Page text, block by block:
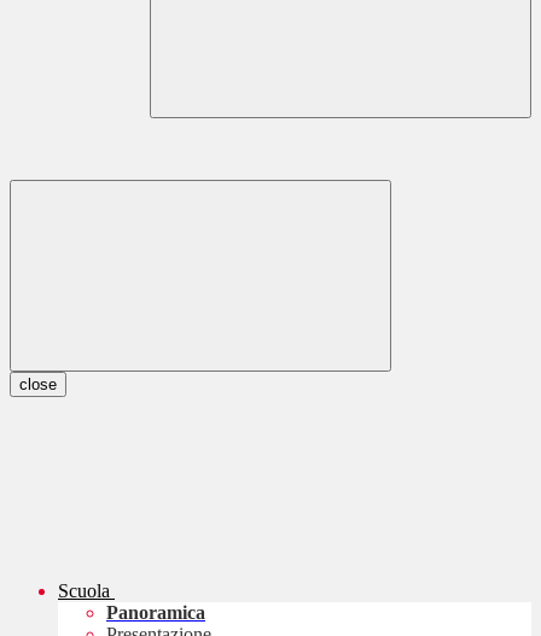
close
Scuola
Panoramica